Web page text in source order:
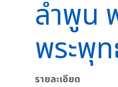
ลำพูน
พระพุท
รายละเอียด